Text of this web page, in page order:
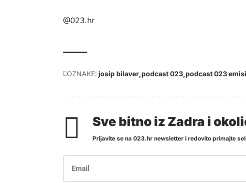
@023.hr
OZNAKE: josip bilaver podcast 023 podcast 023
Sve bitno iz Zadra i
Prijavite se na 023.hr newsletter i redovito primajte